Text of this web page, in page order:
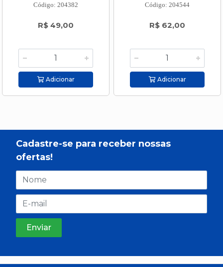
Código: 204382
R$ 49,00
Adicionar
Código: 204544
R$ 62,00
Adicionar
Cadastre-se para receber nossas
ofertas!